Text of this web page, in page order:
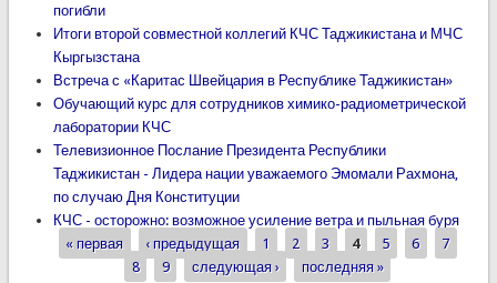
погибли
Итоги второй совместной коллегий КЧС Таджикистана и МЧС
Кыргызстана
Встреча с «Каритас Швейцария в Республике Таджикистан»
Обучающий курс для сотрудников химико-радиометрической
лаборатории КЧС
Телевизионное Послание Президента Республики
Таджикистан - Лидера нации уважаемого Эмомали Рахмона,
по случаю Дня Конституции
КЧС - осторожно: возможное усиление ветра и пыльная буря
Страницы
« первая ‹ предыдущая 1 2 3 4 5 6
7
8
9 следующая › последняя »